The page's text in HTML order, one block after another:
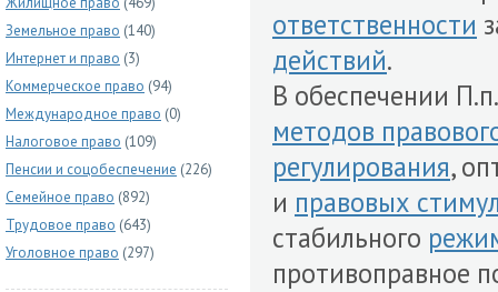
Земельное право (140)
Интернет и право (3)
Коммерческое право (94)
Международное право (0)
Налоговое право (109)
Пенсии и соцобеспечение (226)
Семейное право (892)
Трудовое право (643)
Уголовное право (297)
ответственности
действий.
В обеспечении
методов
регулирования,
и правовых
стабильного
противоправное